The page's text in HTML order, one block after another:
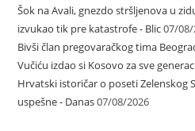
Šok na Avali, gnezdo stršljenova u
izvukao tik pre katastrofe - Blic07/
Bivši član pregovaračkog tima
Vučiću izdao si Kosovo za sve
Hrvatski istoričar o poseti Zelenskog
uspešne - Danas07/08/2026